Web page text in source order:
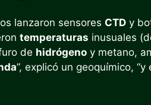
lanzaron sensores CTD y
temperaturas inusuales
de hidrógeno y metano,
”, explicó un geoquímico,